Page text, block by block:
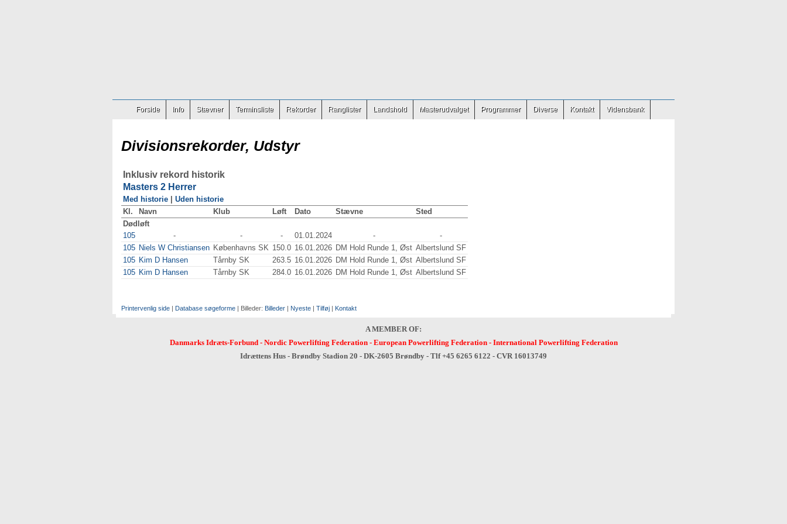
Forside Info Stævner Terminsliste Rekorder Ranglister Landshold Masterudvalget Programmer Diverse Kontakt Vidensbank
Divisionsrekorder, Udstyr
Inklusiv rekord historik
Masters 2 Herrer
Med historie
Uden historie
Kl.
Navn Klub Løft Dato Stævne
Sted
Dødløft
105
- - - 01.01.2024 -
-
105 Niels W Christiansen Københavns SK 150.0 16.01.2026 DM Hold Runde 1, Øst Albertslund SF
105 Kim D Hansen Tårnby SK 263.5 16.01.2026 DM Hold Runde 1, Øst Albertslund SF
105 Kim D Hansen Tårnby SK 284.0 16.01.2026 DM Hold Runde 1, Øst Albertslund SF
Printervenlig side | Database søgeforme | Billeder: Billeder | Nyeste | Tilføj | Kontakt
A MEMBER OF:
Danmarks Idræts-Forbund- Nordic Powerlifting Federation- European Powerlifting Federation- International Powerlifting Federation
Idrættens Hus - Brøndby Stadion 20 - DK-2605 Brøndby - Tlf +45 6265 6122 - CVR 16013749